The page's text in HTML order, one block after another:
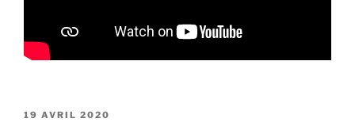
PUBLIÉ
19 AVRIL 2020